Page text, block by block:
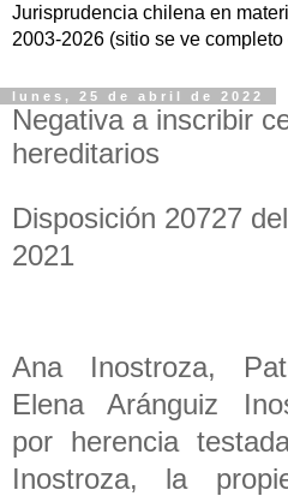
Jurisprudencia chilena en
2003-2026 (sitio se ve
lunes, 25 de abril de 2022
Negativa a inscribir
hereditarios
Disposición 20727
2021
Ana Inostroza,
Elena Aránguiz
por herencia
Inostroza, la